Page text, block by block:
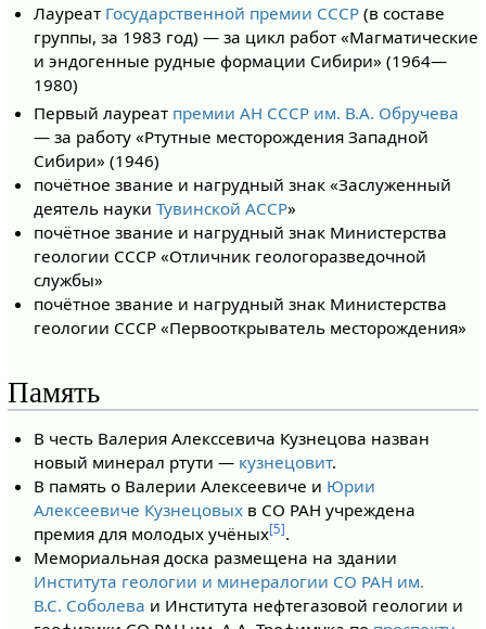
Лауреат Государственной премии СССР (в составе
группы, за 1983 год) — за цикл работ «Магматические
и эндогенные рудные формации Сибири» (1964—
1980)
Первый лауреат премии АН СССР им. В.А. Обручева
— за работу «Ртутные месторождения Западной
Сибири» (1946)
почётное звание и нагрудный знак «Заслуженный
деятель наукиТувинской АССР»
почётное звание и нагрудный знак Министерства
геологии СССР «Отличник геологоразведочной
службы»
почётное звание и нагрудный знак Министерства
геологии СССР «Первооткрыватель месторождения»
Память
В честь Валерия Алекссевича Кузнецова назван
новый минерал ртути — кузнецовит.
В память о Валерии Алексеевиче и Юрии
Алексеевиче Кузнецовых в СО РАН учреждена
премия для молодых учёных[5].
Мемориальная доска размещена на здании
Института геологии и минералогии СО РАН им.
В.С. Соболева и Института нефтегазовой геологии и